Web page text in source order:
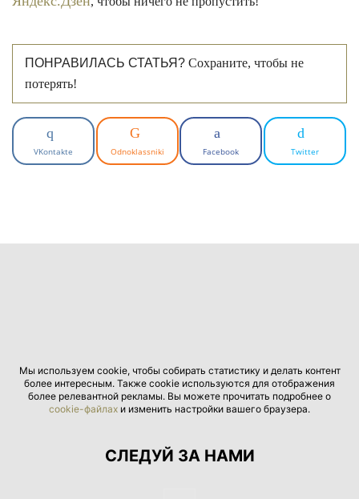
ПОНРАВИЛАСЬ СТАТЬЯ? Сохраните, чтобы не
потерять!
VKontakte Odnoklassniki Facebook Twitter
Мы используем cookie, чтобы собирать статистику и делать контент
более интересным. Также cookie используются для отображения
более релевантной рекламы. Вы можете прочитать подробнее о
cookie-файлах и изменить настройки вашего браузера.
СЛЕДУЙ ЗА НАМИ